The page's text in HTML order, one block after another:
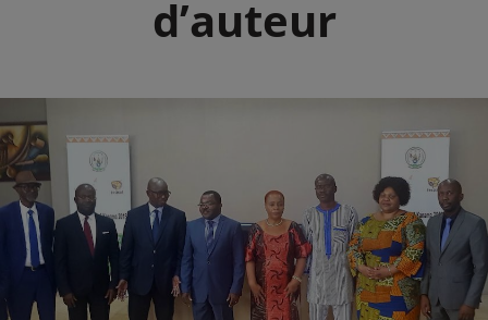
d’auteur